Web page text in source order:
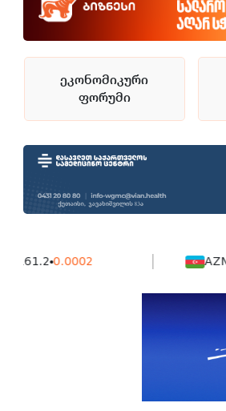
ეკონომიკური
ფორუმი
0.0002 AZN 1.542